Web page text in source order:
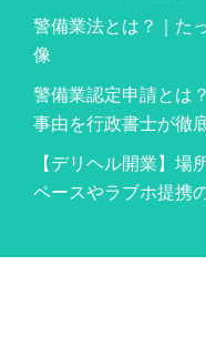
警備業法とは？｜た
像
警備業認定申請とは
事由を行政書士が徹
【デリヘル開業】場
ペースやラブホ提携